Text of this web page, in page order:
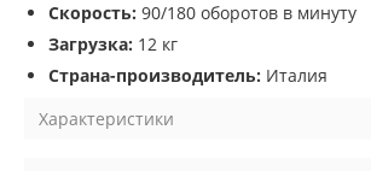
Скорость: 90/180 оборотов в минуту
Загрузка: 12 кг
Страна-производитель: Италия
Характеристики